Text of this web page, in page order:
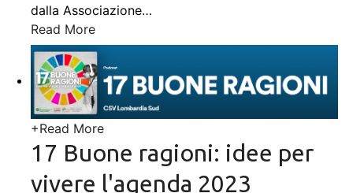
dalla Associazione…
Read More
+Read More
17 Buone ragioni: idee per
vivere l'agenda 2023